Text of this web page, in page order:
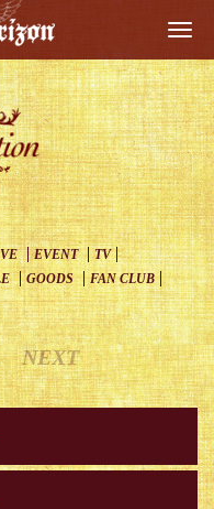
EVENT
TV
GOODS FAN CLUB
NEXT